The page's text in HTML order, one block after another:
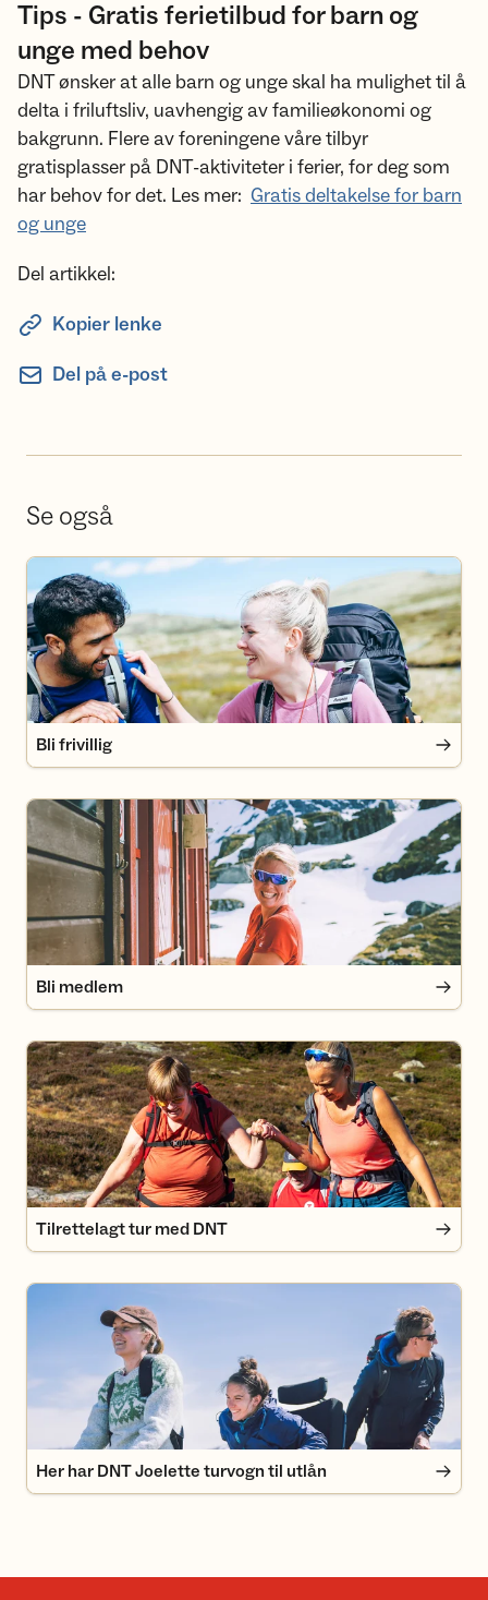
Tips - Gratis ferietilbud for barn og
unge med behov
DNT ønsker at alle barn og unge skal ha mulighet til å
delta i friluftsliv, uavhengig av familieøkonomi og
bakgrunn. Flere av foreningene våre tilbyr
gratisplasser på DNT-aktiviteter i ferier, for deg som
har behov for det. Les mer: Gratis deltakelse for barn
og unge
Del artikkel:
Kopier lenke
Del på e-post
Se også
Bli frivillig
Bli frivillig
Bli medlem
Bli medlem
Tilrettelagt tur med DNT
Tilrettelagt tur med DNT
Her har DNT Joelette turvogn til utlån
Her har DNT Joelette turvogn til utlån